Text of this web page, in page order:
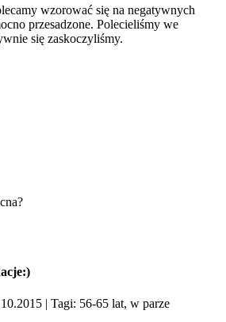
wzorować się na negatywnych
przesadzone. Polecieliśmy we
się zaskoczyliśmy.
| Tagi: 56-65 lat, w parze